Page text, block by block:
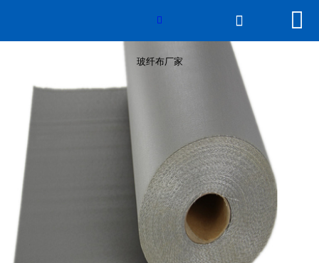
网站首页
产品展示
线上展厅
关于beat365在线登录
平台
公司概貌

玻纤布厂家
 